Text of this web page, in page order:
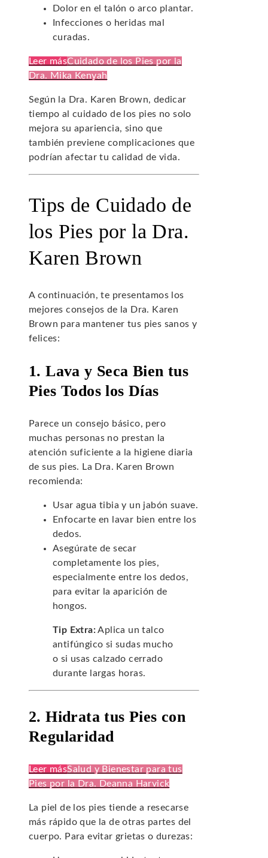
Dolor en el talón o arco plantar.
Infecciones o heridas mal
curadas.
Leer másCuidado de los Pies por la
Dra. Mika Kenyah
Según la Dra. Karen Brown, dedicar
tiempo al cuidado de los pies no solo
mejora su apariencia, sino que
también previene complicaciones que
podrían afectar tu calidad de vida.
Tips de Cuidado de
los Pies por la Dra.
Karen Brown
A continuación, te presentamos los
mejores consejos de la Dra. Karen
Brown para mantener tus pies sanos y
felices:
1. Lava y Seca Bien tus
Pies Todos los Días
Parece un consejo básico, pero
muchas personas no prestan la
atención suficiente a la higiene diaria
de sus pies. La Dra. Karen Brown
recomienda:
Usar agua tibia y un jabón suave.
Enfocarte en lavar bien entre los
dedos.
Asegúrate de secar
completamente los pies,
especialmente entre los dedos,
para evitar la aparición de
hongos.
Tip Extra:Aplica un talco
antifúngico si sudas mucho
o si usas calzado cerrado
durante largas horas.
2. Hidrata tus Pies con
Regularidad
Leer másSalud y Bienestar para tus
Pies por la Dra. Deanna Harvick
La piel de los pies tiende a resecarse
más rápido que la de otras partes del
cuerpo. Para evitar grietas o durezas: